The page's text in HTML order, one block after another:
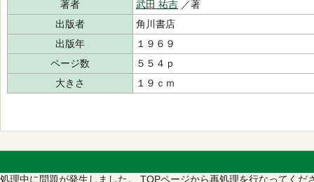
著者
武田 祐吉 ／著
出版者
角川書店
出版年
１９６９
ページ数
５５４ｐ
大きさ
１９ｃｍ
処理中に問題が発生しました。 TOPページから再処理を行なってくだ